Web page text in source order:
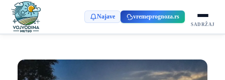
Najave vremeprognoza.rs
SADRŽAJ